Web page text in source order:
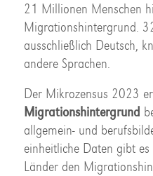
21 Millionen Menschen
Migrationshintergrund.
ausschließlich Deutsch,
andere Sprachen.
Der Mikrozensus 2023
Migrationshintergrund
allgemein- und
einheitliche Daten gibt
Länder den